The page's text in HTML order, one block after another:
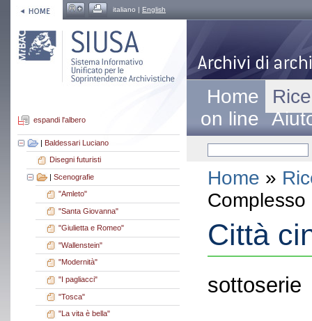
italiano | English
espandi l'albero
| Baldessari Luciano
Disegni futuristi
| Scenografie
"Amleto"
"Santa Giovanna"
"Giulietta e Romeo"
"Wallenstein"
"Modernità"
"I pagliacci"
"Tosca"
"La vita è bella"
Home
on line
Home »
Città
sottoserie